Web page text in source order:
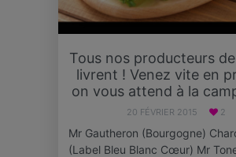
Tous nos producteurs
livrent ! Venez vite en
on vous attend à la
20 FÉVRIER 2015 2
Mr Gautheron (Bourgogne)
(Label Bleu Blanc Cœur) Mr